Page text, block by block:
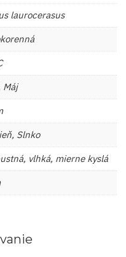
laurocerasus
Máj
Slnko
vlhká, mierne kyslá